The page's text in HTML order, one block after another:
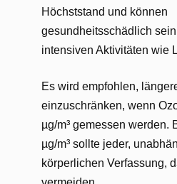
Höchststand und können
gesundheitsschädlich
intensiven Aktivitäten wie
Es wird empfohlen,
einzuschränken, wenn
µg/m³ gemessen werden.
µg/m³ sollte jeder,
körperlichen Verfassung,